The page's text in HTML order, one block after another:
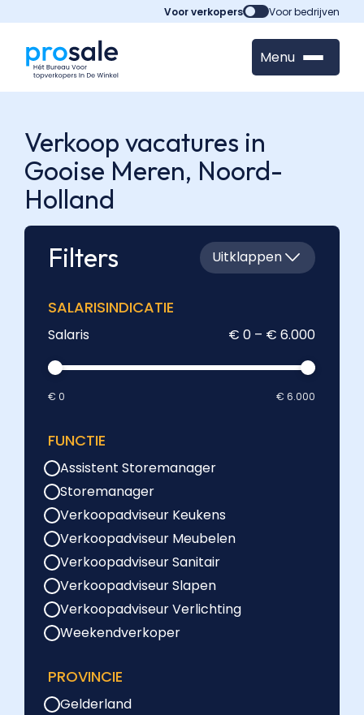
Voor verkopers Voor bedrijven
Menu
Verkoop vacatures in
Gooise Meren, Noord-
Holland
Filters
Uitklappen
SALARISINDICATIE
Salaris € 0 – € 6.000
€ 0 € 6.000
FUNCTIE
Assistent Storemanager
Storemanager
Verkoopadviseur Keukens
Verkoopadviseur Meubelen
Verkoopadviseur Sanitair
Verkoopadviseur Slapen
Verkoopadviseur Verlichting
Weekendverkoper
PROVINCIE
Gelderland